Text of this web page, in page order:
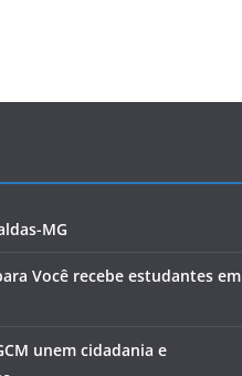
MG
Você recebe estudantes em
unem cidadania e